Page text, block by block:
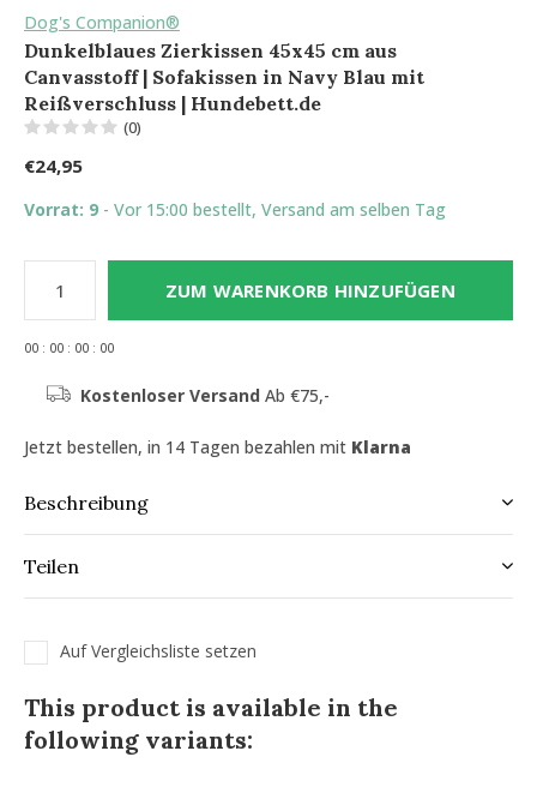
Dog's Companion®
Dunkelblaues Zierkissen 45x45 cm aus
Canvasstoff | Sofakissen in Navy Blau mit
Reißverschluss | Hundebett.de
(0)
€24,95
Vorrat: 9 - Vor 15:00 bestellt, Versand am selben Tag
ZUM WARENKORB HINZUFÜGEN
00 : 00 : 00 : 00
Kostenloser Versand Ab €75,-
Jetzt bestellen, in 14 Tagen bezahlen mit Klarna
Beschreibung
Teilen
Auf Vergleichsliste setzen
This product is available in the
following variants: